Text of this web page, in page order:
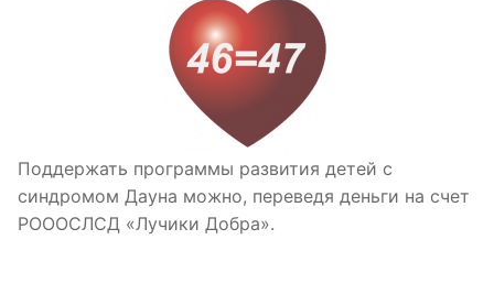
Поддержать программы развития детей с
синдромом Дауна можно, переведя деньги на счет
РОООСЛСД «Лучики Добра».